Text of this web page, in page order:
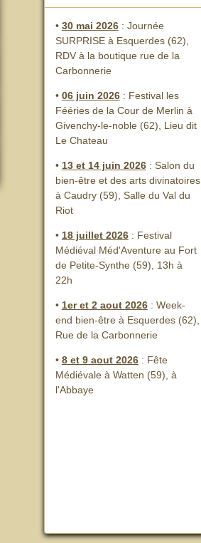
• 30 mai 2026: Journée
SURPRISE à Esquerdes (62),
RDV à la boutique rue de la
Carbonnerie
• 06 juin 2026: Festival les
Fééries de la Cour de Merlin à
Givenchy-le-noble (62), Lieu dit
Le Chateau
• 13 et 14 juin 2026: Salon du
bien-être et des arts divinatoires
à Caudry (59), Salle du Val du
Riot
• 18 juillet 2026: Festival
Médiéval Méd'Aventure au Fort
de Petite-Synthe (59), 13h à
22h
• 1er et 2 aout 2026: Week-
end bien-être à Esquerdes (62),
Rue de la Carbonnerie
• 8 et 9 aout 2026: Fête
Médiévale à Watten (59), à
l'Abbaye